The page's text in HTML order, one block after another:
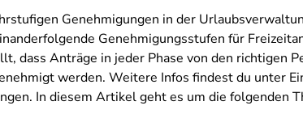
Genehmigungen in der
Genehmigungsstufen für
dass Anträge in jeder Phase von den richtigen
werden. Weitere Infos findest du unter
In diesem Artikel geht es um die folgenden